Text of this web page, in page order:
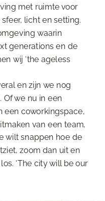
met ruimte voor
licht en setting.
waarin
generations en de
wij ‘the ageless
en zijn we nog
Of we nu in een
een coworkingspace,
van een team,
wilt snappen hoe de
zoom dan uit en
‘The city will be our